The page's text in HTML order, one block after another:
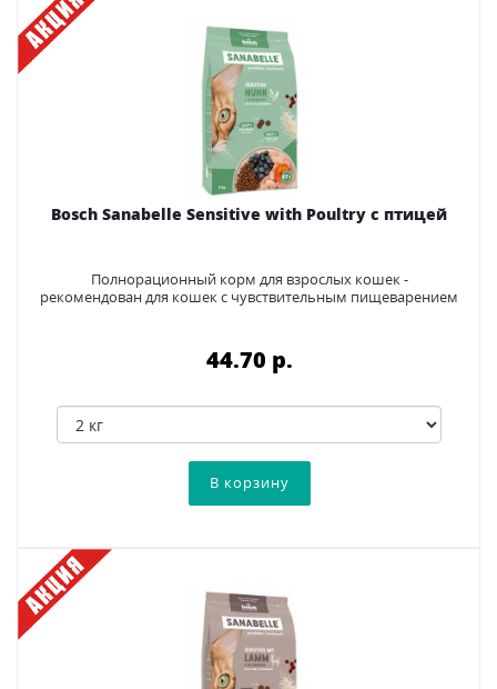
Bosch Sanabelle Sensitive with Poultry с птицей
Полнорационный корм для взрослых кошек -
рекомендован для кошек с чувствительным пищеварением
44.70 p.